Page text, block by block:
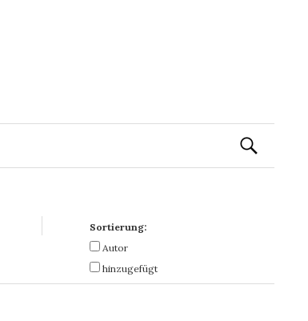
Suchen
Sortierung:
Autor
hinzugefügt